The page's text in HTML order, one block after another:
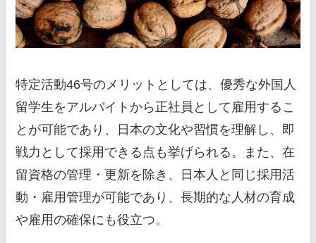
特定活動46号のメリットとしては、優秀な外国人
留学生をアルバイトから正社員として雇用するこ
とが可能であり、日本の文化や習慣を理解し、即
戦力として採用できる点も挙げられる。また、在
留資格の管理・更新を除き、日本人と同じ採用活
動・雇用管理が可能であり、長期的な人材の育成
や雇用の確保にも役立つ。